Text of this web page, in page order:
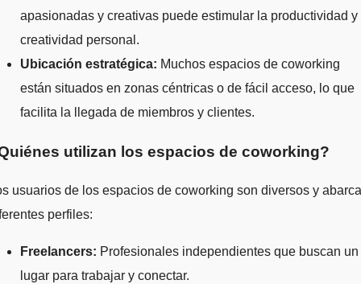
apasionadas y creativas puede estimular la productividad y
creatividad personal.
Ubicación estratégica: Muchos espacios de coworking
están situados en zonas céntricas o de fácil acceso, lo que
facilita la llegada de miembros y clientes.
utilizan los espacios de coworking?
usuarios de los espacios de coworking son diversos y
perfiles:
Freelancers: Profesionales independientes que buscan un
lugar para trabajar y conectar.